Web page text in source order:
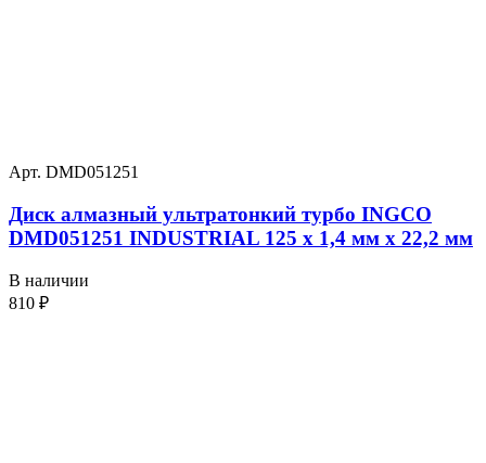
Арт. DMD051251
Диск алмазный ультратонкий турбо INGCO
DMD051251 INDUSTRIAL 125 х 1,4 мм x 22,2 мм
В наличии
810 ₽